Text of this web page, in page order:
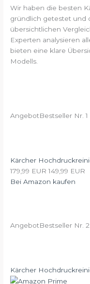
Wir haben die besten
gründlich getestet und
übersichtlichen
Experten analysieren
bieten eine klare
Modells.
AngebotBestseller Nr. 1
Kärcher
179,99 EUR 149,99 EUR
Bei Amazon kaufen
AngebotBestseller Nr. 2
Kärcher